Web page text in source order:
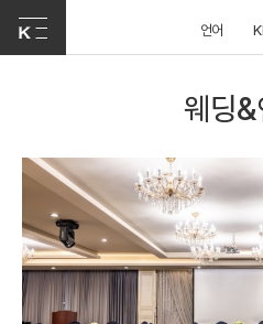
언어
웨딩&